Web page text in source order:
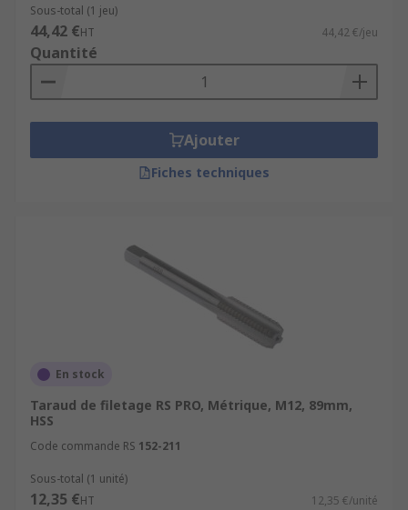
Sous-total (1 jeu)
44,42 €HT 44,42 €/jeu
Quantité
Ajouter
Fiches techniques
En stock
Taraud de filetage RS PRO, Métrique, M12, 89mm,
HSS
Code commande RS 152-211
Sous-total (1 unité)
12,35 €HT 12,35 €/unité